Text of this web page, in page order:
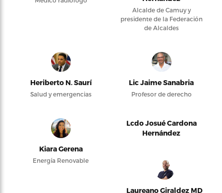
Alcalde de Camuy y
presidente de la Federación
de Alcaldes
Heriberto N. Saurí
Salud y emergencias
Lic Jaime Sanabria
Profesor de derecho
Kiara Gerena
Energía Renovable
Lcdo Josué Cardona
Hernández
Laureano Giraldez MD